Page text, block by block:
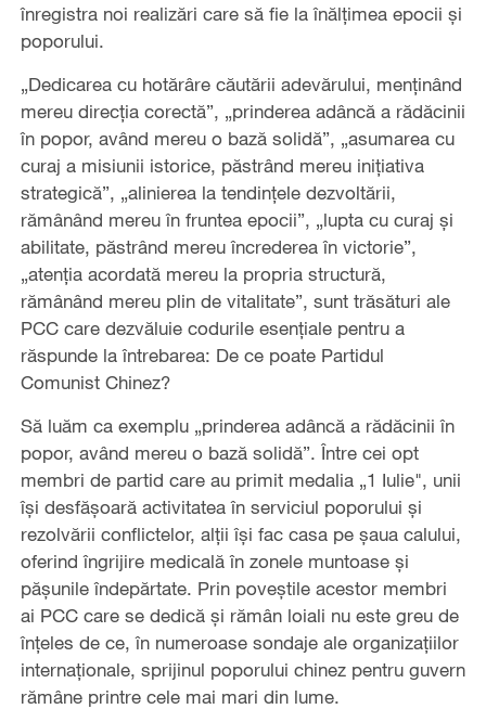
înregistra noi realizări care să fie la înălțimea epocii și
poporului.
„Dedicarea cu hotărâre căutării adevărului, menținând
mereu direcția corectă”, „prinderea adâncă a rădăcinii
în popor, având mereu o bază solidă”, „asumarea cu
curaj a misiunii istorice, păstrând mereu inițiativa
strategică”, „alinierea la tendințele dezvoltării,
rămânând mereu în fruntea epocii”, „lupta cu curaj și
abilitate, păstrând mereu încrederea în victorie”,
„atenția acordată mereu la propria structură,
rămânând mereu plin de vitalitate”, sunt trăsături ale
PCC care dezvăluie codurile esențiale pentru a
răspunde la întrebarea: De ce poate Partidul
Comunist Chinez?
Să luăm ca exemplu „prinderea adâncă a rădăcinii în
popor, având mereu o bază solidă”. Între cei opt
membri de partid care au primit medalia „1 Iulie", unii
își desfășoară activitatea în serviciul poporului și
rezolvării conflictelor, alții își fac casa pe șaua calului,
oferind îngrijire medicală în zonele muntoase și
pășunile îndepărtate. Prin poveștile acestor membri
ai PCC care se dedică și rămân loiali nu este greu de
înțeles de ce, în numeroase sondaje ale organizațiilor
internaționale, sprijinul poporului chinez pentru guvern
rămâne printre cele mai mari din lume.